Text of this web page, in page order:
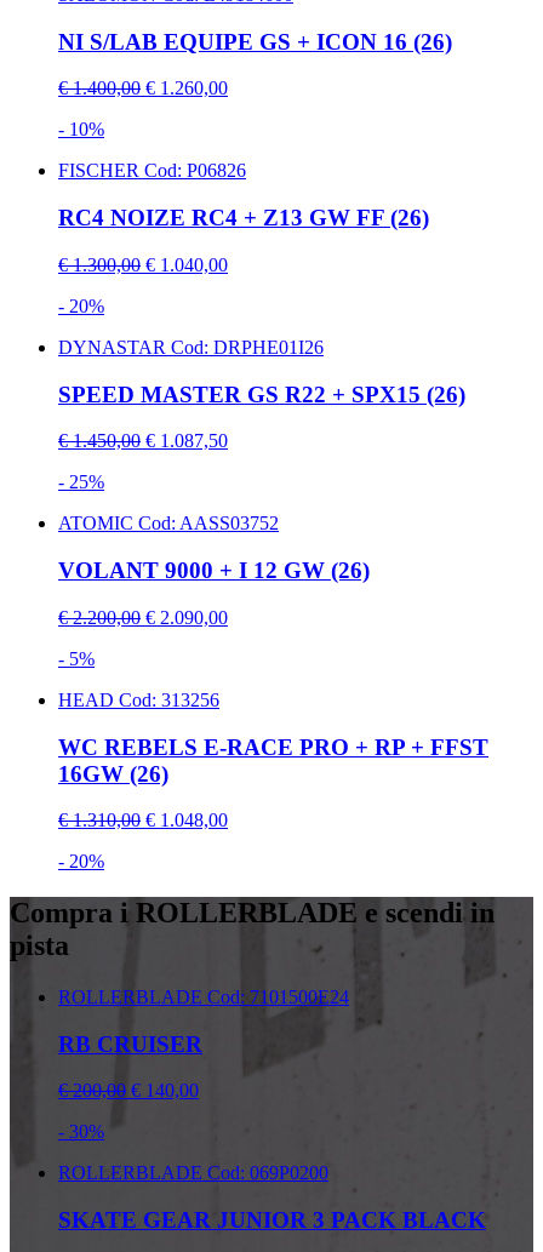
NI S/LAB EQUIPE GS + ICON 16 (26)
€ 1.400,00 € 1.260,00
- 10%
FISCHER Cod: P06826
RC4 NOIZE RC4 + Z13 GW FF (26)
€ 1.300,00 € 1.040,00
- 20%
DYNASTAR Cod: DRPHE01I26
SPEED MASTER GS R22 + SPX15 (26)
€ 1.450,00 € 1.087,50
- 25%
ATOMIC Cod: AASS03752
VOLANT 9000 + I 12 GW (26)
€ 2.200,00 € 2.090,00
- 5%
HEAD Cod: 313256
WC REBELS E-RACE PRO + RP + FFST
16GW (26)
€ 1.310,00 € 1.048,00
- 20%
Compra i ROLLERBLADE e scendi in
pista
ROLLERBLADE Cod: 7101500E24
RB CRUISER
€ 200,00 € 140,00
- 30%
ROLLERBLADE Cod: 069P0200
SKATE GEAR JUNIOR 3 PACK BLACK